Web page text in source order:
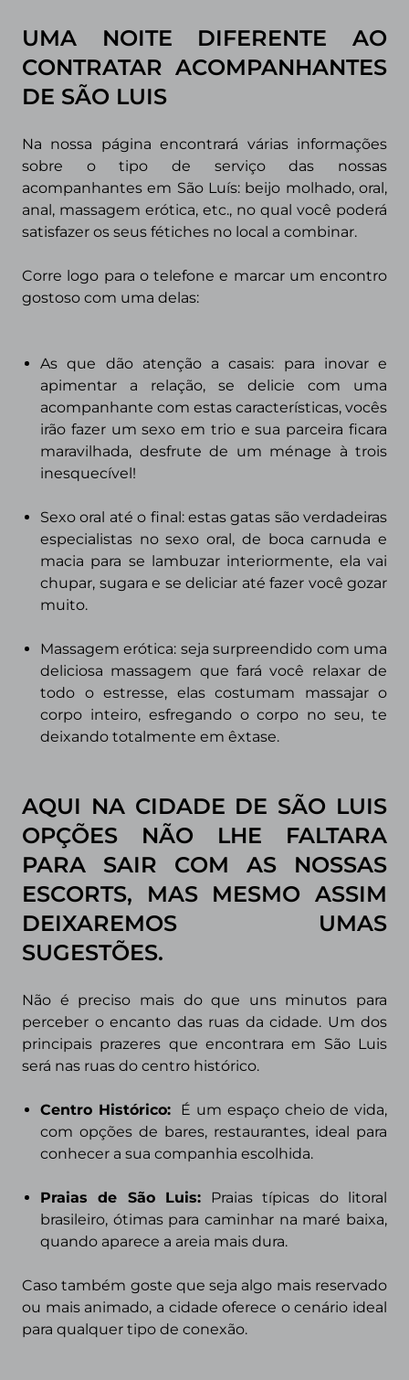
UMA NOITE DIFERENTE AO
CONTRATAR ACOMPANHANTES
DE SÃO LUIS
Na nossa página encontrará várias informações
sobre o tipo de serviço das nossas
acompanhantes em São Luís: beijo molhado, oral,
anal, massagem erótica, etc., no qual você poderá
satisfazer os seus fétiches no local a combinar.
Corre logo para o telefone e marcar um encontro
gostoso com uma delas:
As que dão atenção a casais: para inovar e
apimentar a relação, se delicie com uma
acompanhante com estas características, vocês
irão fazer um sexo em trio e sua parceira ficara
maravilhada, desfrute de um ménage à trois
inesquecível!
Sexo oral até o final:estas gatas são verdadeiras
especialistas no sexo oral, de boca carnuda e
macia para se lambuzar interiormente, ela vai
chupar, sugara e se deliciar até fazer você gozar
muito.
Massagem erótica: seja surpreendido com uma
deliciosa massagem que fará você relaxar de
todo o estresse, elas costumam massajar o
corpo inteiro, esfregando o corpo no seu, te
deixando totalmente em êxtase.
AQUI NA CIDADE DE SÃO LUIS
OPÇÕES NÃO LHE FALTARA
PARA SAIR COM AS NOSSAS
ESCORTS, MAS MESMO ASSIM
DEIXAREMOS UMAS
SUGESTÕES.
Não é preciso mais do que uns minutos para
perceber o encanto das ruas da cidade. Um dos
principais prazeres que encontrara em São Luis
será nas ruas do centro histórico.
Centro Histórico:
É um espaço cheio de vida,
com opções de bares, restaurantes, ideal para
conhecer a sua companhia escolhida.
Praias de São Luis:
Praias típicas do litoral
brasileiro, ótimas para caminhar na maré baixa,
quando aparece a areia mais dura.
Caso também goste que seja algo mais reservado
ou mais animado, a cidade oferece o cenário ideal
para qualquer tipo de conexão.